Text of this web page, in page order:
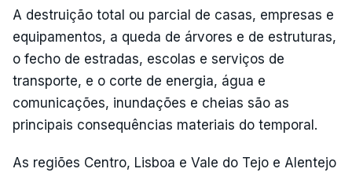
A destruição total ou parcial de casas, empresas e
equipamentos, a queda de árvores e de estruturas,
o fecho de estradas, escolas e serviços de
transporte, e o corte de energia, água e
comunicações, inundações e cheias são as
principais consequências materiais do temporal.
As regiões Centro, Lisboa e Vale do Tejo e Alentejo